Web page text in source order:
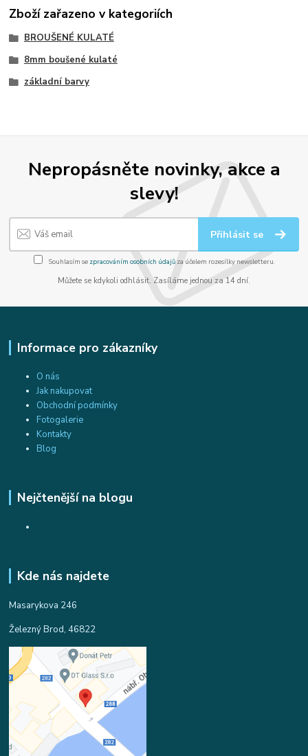
Zboží zařazeno v kategoriích
BROUŠENÉ KULATÉ
8mm boušené kulaté
základní barvy
Nepropásněte novinky, akce a
slevy!
Přihlásit se
Souhlasím se zpracováním osobních údajůza účelem rozesílky newsletteru.
Můžete se kdykoli odhlásit. Zasíláme jednou za 14 dní.
Informace pro zákazníky
O nás
Jak nakupovat
Obchodní podmínky
Fotogalerie
Kontakty
Blog
Nejčtenější na blogu
Kde nás najdete
Masarykova 246
Železný Brod, 46822